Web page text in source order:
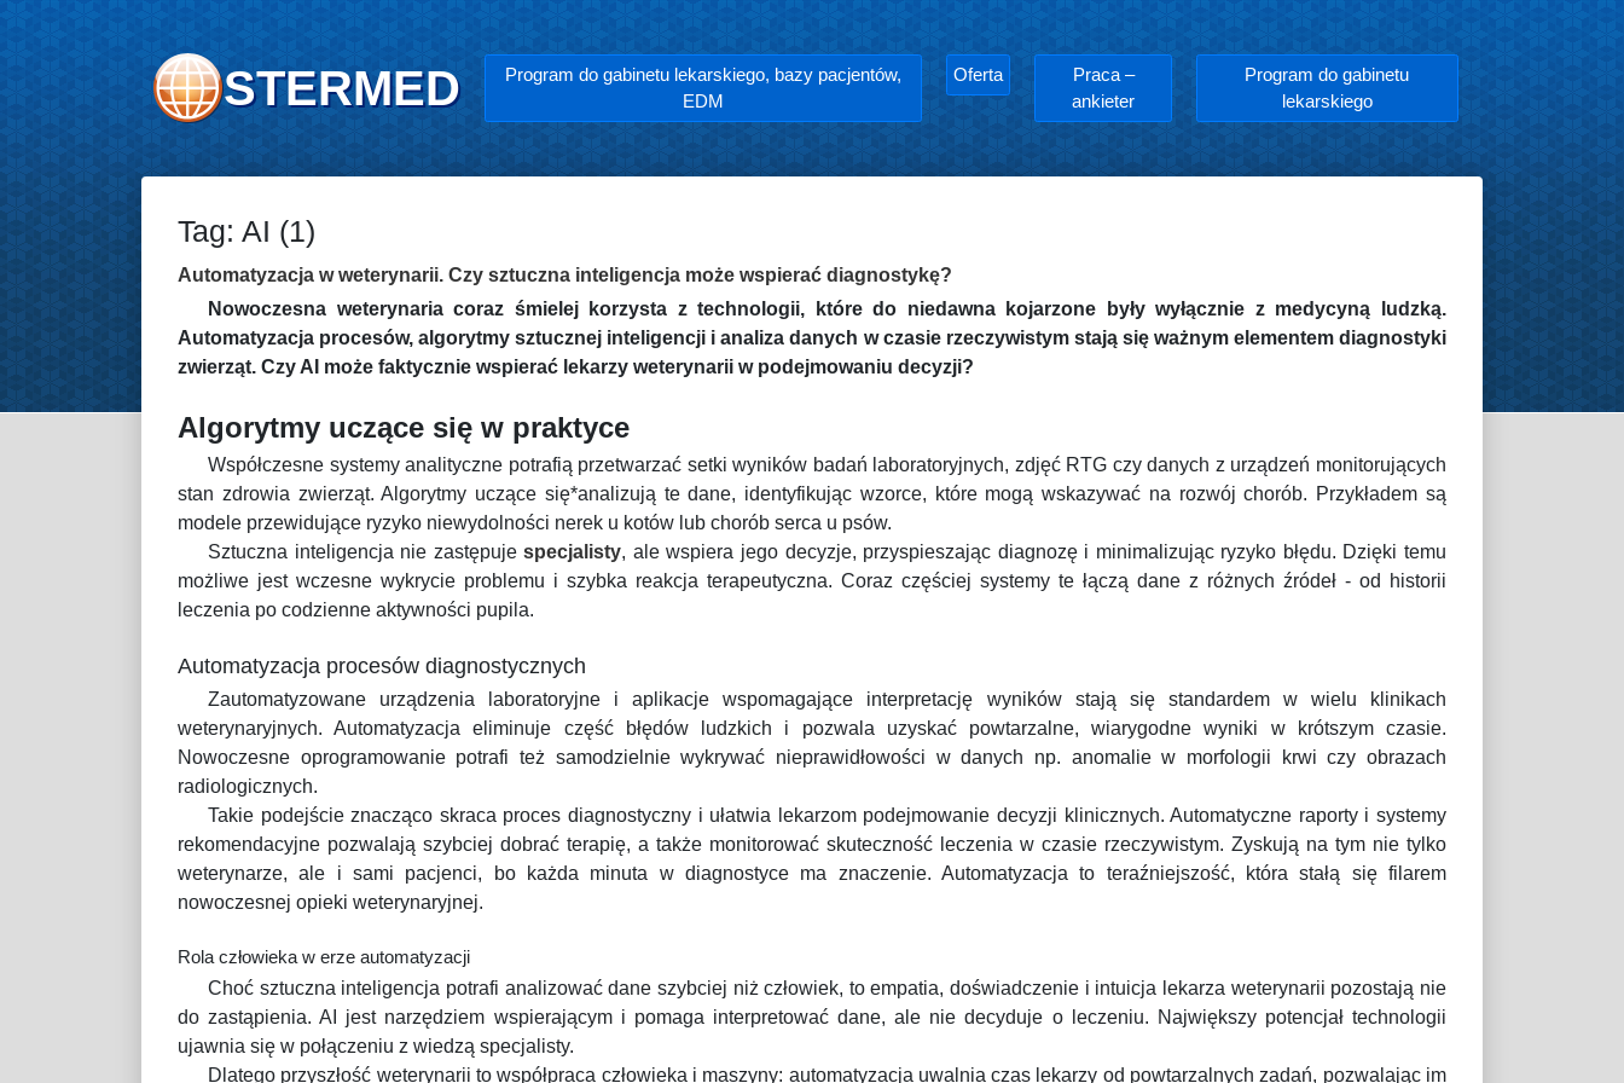
STERMED
Program do gabinetu lekarskiego, bazy pacjentów,
EDM
Oferta
Praca –
ankieter
Program do gabinetu
lekarskiego
Tag: AI (1)
Automatyzacja w weterynarii. Czy sztuczna inteligencja może wspierać diagnostykę?
Nowoczesna weterynaria coraz śmielej korzysta z technologii, które do niedawna kojarzone były wyłącznie z medycyną ludzką.
Automatyzacja procesów, algorytmy sztucznej inteligencji i analiza danych w czasie rzeczywistym stają się ważnym elementem diagnostyki
zwierząt. Czy AI może faktycznie wspierać lekarzy weterynarii w podejmowaniu decyzji?
Algorytmy uczące się w praktyce
Współczesne systemy analityczne potrafią przetwarzać setki wyników badań laboratoryjnych, zdjęć RTG czy danych z urządzeń monitorujących
stan zdrowia zwierząt. Algorytmy uczące się*analizują te dane, identyfikując wzorce, które mogą wskazywać na rozwój chorób. Przykładem są
modele przewidujące ryzyko niewydolności nerek u kotów lub chorób serca u psów.
Sztuczna inteligencja nie zastępujespecjalisty, ale wspiera jego decyzje, przyspieszając diagnozę i minimalizując ryzyko błędu. Dzięki temu
możliwe jest wczesne wykrycie problemu i szybka reakcja terapeutyczna. Coraz częściej systemy te łączą dane z różnych źródeł - od historii
leczenia po codzienne aktywności pupila.
Automatyzacja procesów diagnostycznych
Zautomatyzowane urządzenia laboratoryjne i aplikacje wspomagające interpretację wyników stają się standardem w wielu klinikach
weterynaryjnych. Automatyzacja eliminuje część błędów ludzkich i pozwala uzyskać powtarzalne, wiarygodne wyniki w krótszym czasie.
Nowoczesne oprogramowanie potrafi też samodzielnie wykrywać nieprawidłowości w danych np. anomalie w morfologii krwi czy obrazach
radiologicznych.
Takie podejście znacząco skraca proces diagnostyczny i ułatwia lekarzom podejmowanie decyzji klinicznych. Automatyczne raporty i systemy
rekomendacyjne pozwalają szybciej dobrać terapię, a także monitorować skuteczność leczenia w czasie rzeczywistym. Zyskują na tym nie tylko
weterynarze, ale i sami pacjenci, bo każda minuta w diagnostyce ma znaczenie. Automatyzacja to teraźniejszość, która stałą się filarem
nowoczesnej opieki weterynaryjnej.
Rola człowieka w erze automatyzacji
Choć sztuczna inteligencja potrafi analizować dane szybciej niż człowiek, to empatia, doświadczenie i intuicja lekarza weterynarii pozostają nie
do zastąpienia. AI jest narzędziem wspierającym i pomaga interpretować dane, ale nie decyduje o leczeniu. Największy potencjał technologii
ujawnia się w połączeniu z wiedzą specjalisty.
Dlatego przyszłość weterynarii to współpraca człowieka i maszyny: automatyzacja uwalnia czas lekarzy od powtarzalnych zadań, pozwalając im